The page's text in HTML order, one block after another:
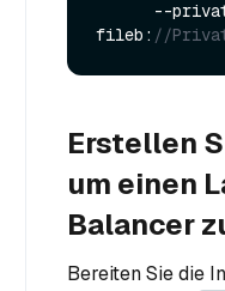
fileb: //
Erstellen
um einen
Balancer
Bereiten Sie die